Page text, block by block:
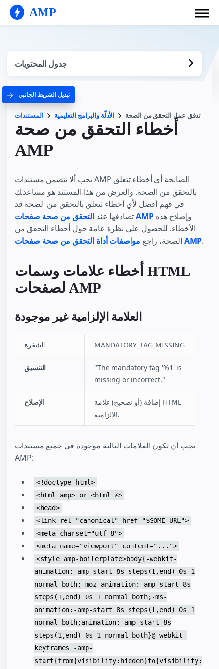
AMP
جدول المحتويات
تبديل الشريط الجانبي
المستندات الأدلّة والبرامج التعليمية تدفق عمل التحقق من الصحة
أخطاء التحقق من صحة
AMP
يجب ألا تتضمن مستندات AMP الصالحة أي أخطاء تتعلق
بالتحقق من الصحة. والغرض من هذا المستند هو مساعدتك
في فهم أفضل لأي أخطاء تتعلق بالتحقق من الصحة قد
تصادفها عندالتحقق من صحة صفحات AMP
الأخطاء. للحصول على نظرة عامة حول أخطاء التحقق من
الصحة، راجع مواصفات أداة التحقق من صحة صفحات AMP.
أخطاء علامات وسمات HTML
لصفحات AMP
العلامة الإلزامية غير موجودة
الشفرة MANDATORY_TAG_MISSING
التنسيق
"The mandatory tag '%1' is
missing or incorrect."
الإصلاح
إضافة (أو تصحيح) علامة HTML
الإلزامية.
يجب أن تكون العلامات التالية موجودة في جميع مستندات
AMP:
<!doctype html>
<html amp> or <html ⚡>
<head>
<link rel="canonical" href="$SOME_URL">
<meta charset="utf-8">
<meta name="viewport" content="...">
<style amp-boilerplate>body{-webkit-
animation:-amp-start 8s steps(1,end) 0s 1
normal both;-moz-animation:-amp-start 8s
steps(1,end) 0s 1 normal both;-ms-
animation:-amp-start 8s steps(1,end) 0s 1
normal both;animation:-amp-start 8s
steps(1,end) 0s 1 normal both}@-webkit-
keyframes -amp-
start{from{visibility:hidden}to{visibility: